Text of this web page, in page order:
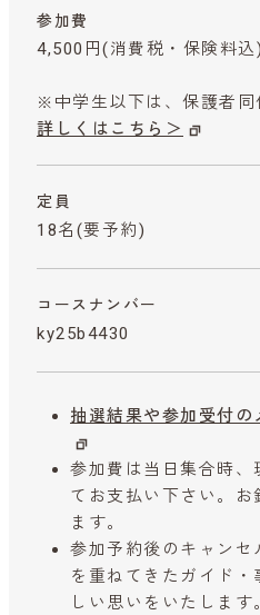
参加費
4,500円 (消費税・保険料込)
※中学生以下は、保護者
詳しくはこちら＞
定員
18名(要予約)
コースナンバー
ky25b4430
抽選結果や参加受付
参加費は当日集合時、
てお支払い下さい。お
ます。
参加予約後のキャンセ
を重ねてきたガイド
しい思いをいたしま